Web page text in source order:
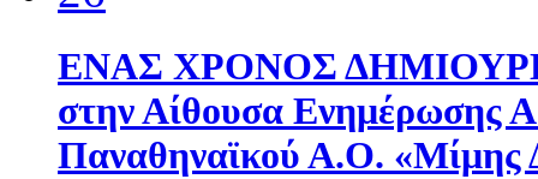
ΕΝΑΣ ΧΡΟΝΟΣ
στην Αίθουσα Ενημέρωσης
Παναθηναϊκού Α.Ο. «Μίμης